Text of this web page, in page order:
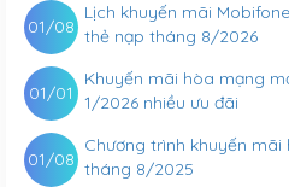
Lịch khuyến mãi
thẻ nạp tháng 8/2026
01/08
Khuyến mãi hòa mạng
1/2026 nhiều ưu đãi
01/01
Chương trình khuyến
tháng 8/2025
01/08